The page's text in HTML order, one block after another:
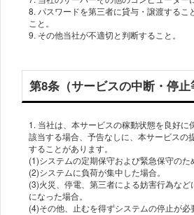
8. パスワードを第三者に貸与・譲渡するこ
こと。
9. その他当社が不適切と判断すること。
第8条（サービスの中断・停止
1. 当社は、本サービスの稼動状態を良好に
該当する場合、予告なしに、本サービスの
することがあります。
(1)システムの定期保守および緊急保守のた
(2)システムに負荷が集中した場合。
(3)火災、停電、第三者による妨害行為な
になった場合。
(4)その他、止むを得ずシステムの停止が必